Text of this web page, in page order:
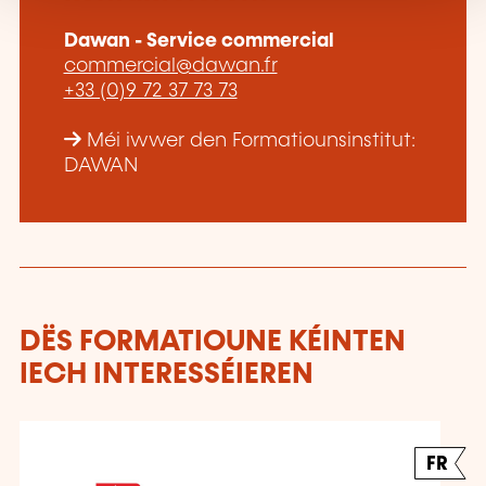
Dawan - Service commercial
commercial@dawan.fr
+33 (0)9 72 37 73 73
Méi iwwer den Formatiounsinstitut:
DAWAN
DËS FORMATIOUNE KÉINTEN
IECH INTERESSÉIEREN
FR